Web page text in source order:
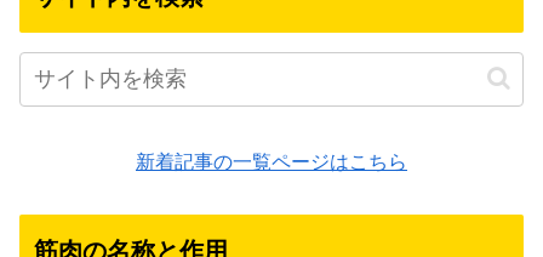
新着記事の一覧ページはこちら
筋肉の名称と作用